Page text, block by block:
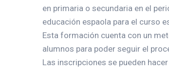
en primaria o secundaria en el
educación espaola para el curso
Esta formación cuenta con un
alumnos para poder seguir el
Las inscripciones se pueden